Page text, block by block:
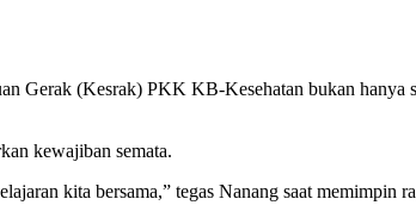
Gerak (Kesrak) PKK KB-Kesehatan bukan hanya
kewajiban semata.
kita bersama,” tegas Nanang saat memimpin